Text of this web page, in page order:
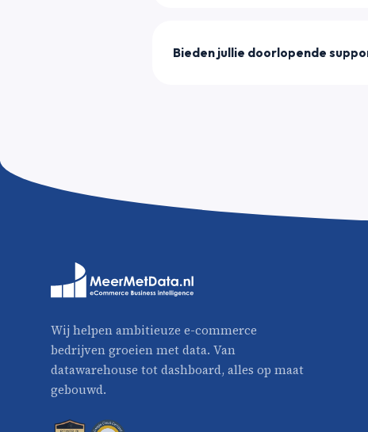
Bieden jullie doorlopende
Wij helpen ambitieuze e-commerce
bedrijven groeien met data. Van
datawarehouse tot dashboard, alles op maat
gebouwd.